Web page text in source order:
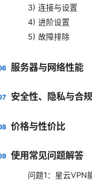
3) 连接与设置
4) 进阶设置
5) 故障排除
服务器与网络性能
安全性、隐私与合
价格与性价比
使用常见问题解答
问题1：星云VPN